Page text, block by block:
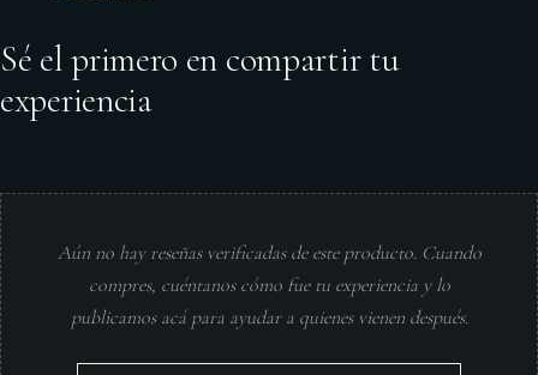
Sé el primero en compartir tu
experiencia
Aún no hay reseñas verificadas de este producto. Cuando
compres, cuéntanos cómo fue tu experiencia y lo
publicamos acá para ayudar a quienes vienen después.